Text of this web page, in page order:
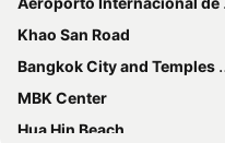
Millennium Hilton Bangkok
AETAS lumpini
Pullman Bangkok Hotel G
The Quarter Hualamphong by UHG
The Berkeley Hotel Pratunam
Khao San Road
Bangkok City and Temples Tour
MBK Center
Hua Hin Beach